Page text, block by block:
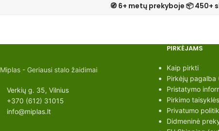
🧭 6+ metų prekyboje 📦 450+
Miplas - Geriausi stalo žaidimai
Verkių g. 35, Vilnius
+370 (612) 31015
info@miplas.lt
PIRKĖJAMS
Kaip pirkti
Pirkėjų pagalba
Pristatymo
Pirkimo taisyklės
Privatumo
Didmeninė